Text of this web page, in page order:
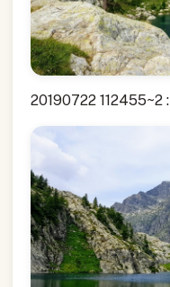
20190722 112455~2 :